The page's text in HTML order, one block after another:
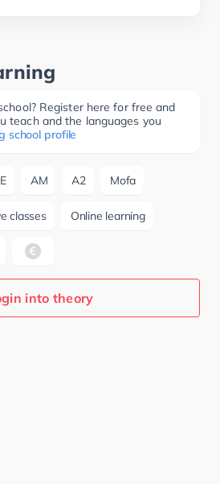
Register here for free and
teach and the languages you
school profile
AM A2 Mofa
classes Online learning
into theory